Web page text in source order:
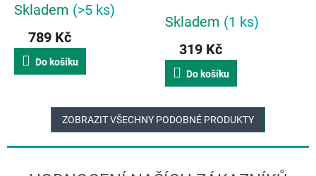
Průměrné
produktu
je
5,0
z
hvězdiček.
Skladem (>5 ks)
789 Kč
Do košíku
Skladem (1 ks)
319 Kč
Do košíku
ZOBRAZIT VŠECHNY PODOBNÉ PRODUKTY